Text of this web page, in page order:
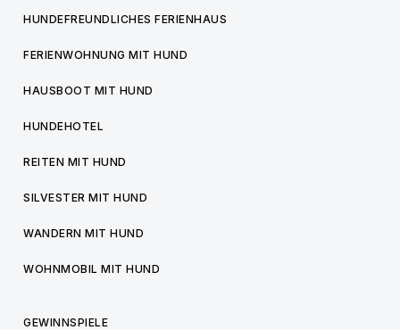
HUNDEFREUNDLICHES FERIENHAUS
FERIENWOHNUNG MIT HUND
HAUSBOOT MIT HUND
HUNDEHOTEL
REITEN MIT HUND
SILVESTER MIT HUND
WANDERN MIT HUND
WOHNMOBIL MIT HUND
GEWINNSPIELE